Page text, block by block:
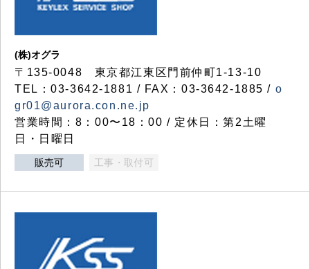
(株)オグラ
〒135-0048 東京都江東区門前仲町1-13-10
TEL：03-3642-1881 / FAX：03-3642-1885 / o
gr01@aurora.con.ne.jp
営業時間：8：00〜18：00 / 定休日：第2土曜
日・日曜日
販売可 工事・取付可